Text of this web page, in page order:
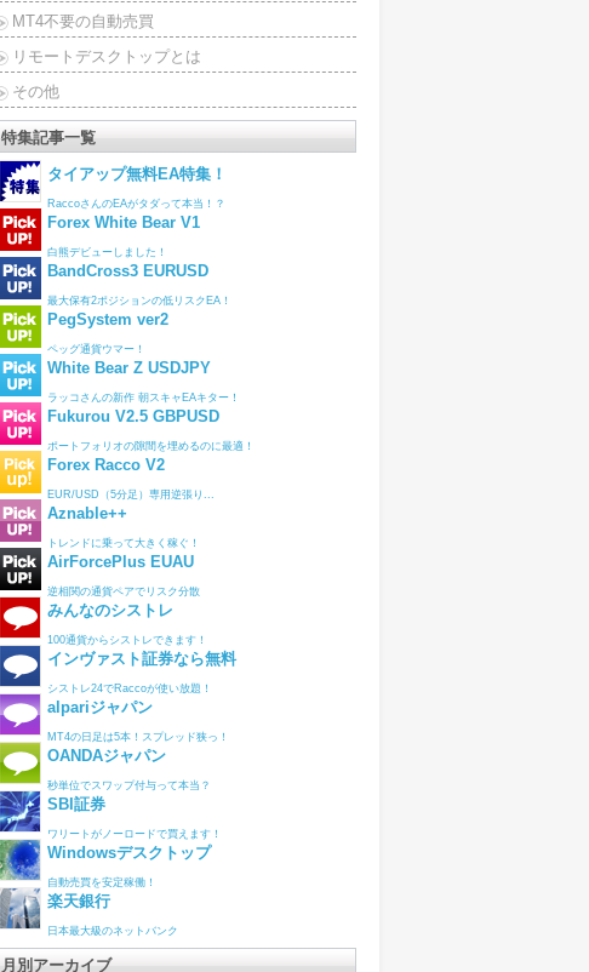
MT4不要の自動売買
リモートデスクトップとは
その他
特集記事一覧
タイアップ無料EA特集！
RaccoさんのEAがタダって本当！？
Forex White Bear V1
白熊デビューしました！
BandCross3 EURUSD
最大保有2ポジションの低リスクEA！
PegSystem ver2
ペッグ通貨ウマー！
White Bear Z USDJPY
ラッコさんの新作 朝スキャEAキター！
Fukurou V2.5 GBPUSD
ポートフォリオの隙間を埋めるのに最適！
Forex Racco V2
EUR/USD（5分足）専用逆張り...
Aznable++
トレンドに乗って大きく稼ぐ！
AirForcePlus EUAU
逆相関の通貨ペアでリスク分散
みんなのシストレ
100通貨からシストレできます！
インヴァスト証券なら無料
シストレ24でRaccoが使い放題！
alpariジャパン
MT4の日足は5本！スプレッド狭っ！
OANDAジャパン
秒単位でスワップ付与って本当？
SBI証券
ワリートがノーロードで買えます！
Windowsデスクトップ
自動売買を安定稼働！
楽天銀行
日本最大級のネットバンク
月別アーカイブ